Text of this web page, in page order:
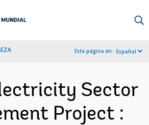
Esta página en: Español
Sector
Project :